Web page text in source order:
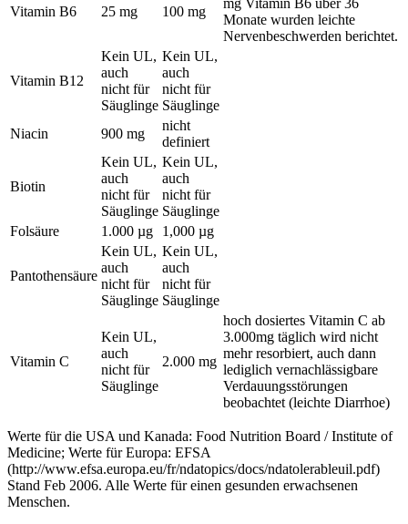
Vitamin B6 25 mg 100 mg
mg Vitamin B6 über 36
Monate wurden leichte
Nervenbeschwerden berichtet.
Vitamin B12
Kein UL,
auch
nicht für
Säuglinge
Kein UL,
auch
nicht für
Säuglinge
Niacin
900 mg
nicht
definiert
Biotin
Kein UL,
auch
nicht für
Säuglinge
Kein UL,
auch
nicht für
Säuglinge
Folsäure
1.000 µg 1,000 µg
Pantothensäure
Kein UL,
auch
nicht für
Säuglinge
Kein UL,
auch
nicht für
Säuglinge
Vitamin C
Kein UL,
auch
nicht für
Säuglinge
2.000 mg
hoch dosiertes Vitamin C ab
3.000mg täglich wird nicht
mehr resorbiert, auch dann
lediglich vernachlässigbare
Verdauungsstörungen
beobachtet (leichte Diarrhoe)
Werte für die USA und Kanada: Food Nutrition Board / Institute of
Medicine; Werte für Europa: EFSA
(http://www.efsa.europa.eu/fr/ndatopics/docs/ndatolerableuil.pdf)
Stand Feb 2006. Alle Werte für einen gesunden erwachsenen
Menschen.